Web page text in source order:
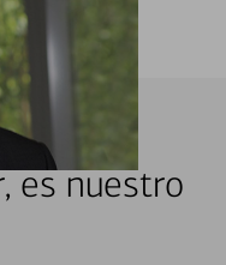
es nuestro